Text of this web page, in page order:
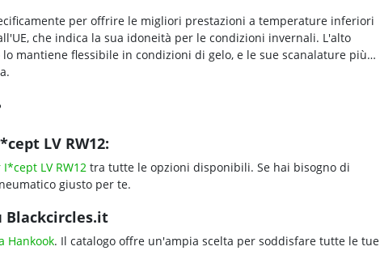
per offrire le migliori prestazioni a temperature inferiori
che indica la sua idoneità per le condizioni invernali. L'alto
mantiene flessibile in condizioni di gelo, e le sue scanalature più
LV RW12:
LV RW12 tra tutte le opzioni disponibili. Se hai bisogno di
giusto per te.
Blackcircles.it
Hankook. Il catalogo offre un'ampia scelta per soddisfare tutte le tue